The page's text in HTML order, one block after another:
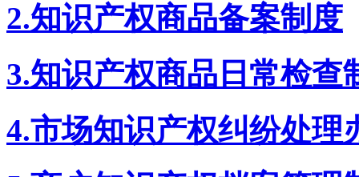
2.知识产权商品备案制度
3.知识产权商品日常检查
4.市场知识产权纠纷处理